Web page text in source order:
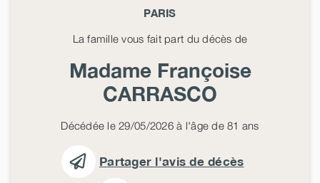
PARIS
La famille vous fait part du décès de
Madame Françoise
CARRASCO
Décédée le 29/05/2026 à l'âge de 81 ans
Partager l'avis de décès